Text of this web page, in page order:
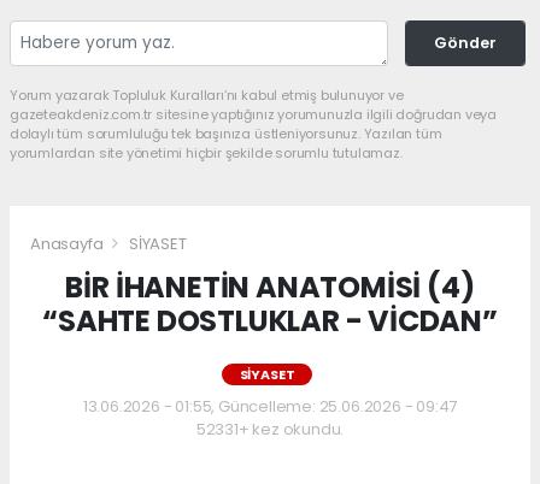
Gönder
Yorum yazarak Topluluk Kuralları’nı kabul etmiş bulunuyor ve
gazeteakdeniz.com.tr sitesine yaptığınız yorumunuzla ilgili doğrudan veya
dolaylı tüm sorumluluğu tek başınıza üstleniyorsunuz. Yazılan tüm
yorumlardan site yönetimi hiçbir şekilde sorumlu tutulamaz.
Anasayfa SİYASET
BİR İHANETİN ANATOMİSİ (4)
“SAHTE DOSTLUKLAR - VİCDAN”
SİYASET
13.06.2026 - 01:55, Güncelleme: 25.06.2026 - 09:47
52331+ kez okundu.